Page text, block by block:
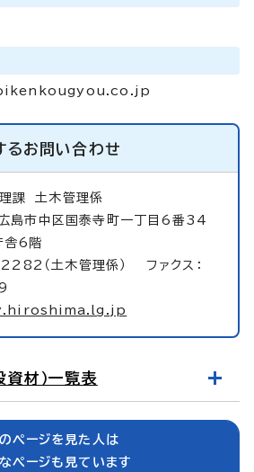
るお問い合わせ
理課土木管理係
市中区国泰寺町一丁目6番34
舎6階
（土木管理係） ファクス：
資材）一覧表
ページを見た人は
ページも見ています